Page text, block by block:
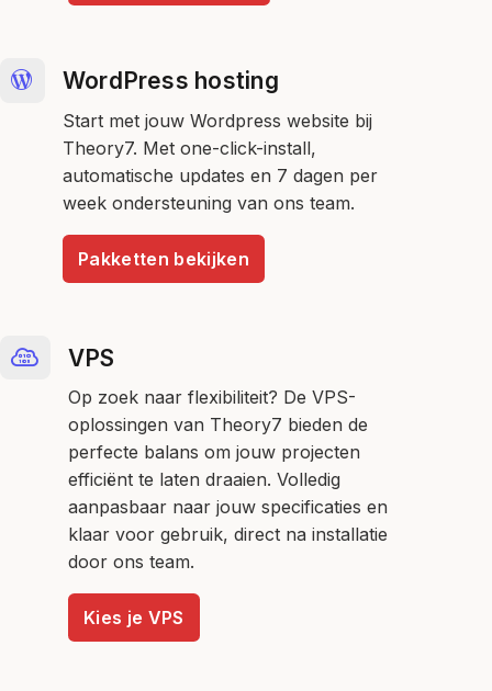
WordPress hosting
Start met jouw Wordpress website bij
Theory7. Met one-click-install,
automatische updates en 7 dagen per
week ondersteuning van ons team.
Pakketten bekijken
VPS
Op zoek naar flexibiliteit? De VPS-
oplossingen van Theory7 bieden de
perfecte balans om jouw projecten
efficiënt te laten draaien. Volledig
aanpasbaar naar jouw specificaties en
klaar voor gebruik, direct na installatie
door ons team.
Kies je VPS